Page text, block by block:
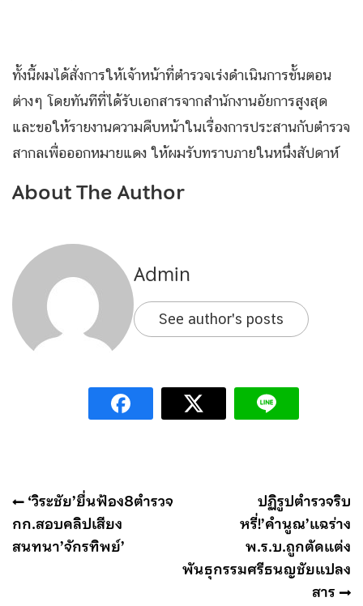
ทั้งนี้ผมได้สั่งการให้เจ้าหน้าที่ตำรวจเร่งดำเนินการขั้นตอน
ต่างๆ โดยทันทีที่ได้รับเอกสารจากสำนักงานอัยการสูงสุด
และขอให้รายงานความคืบหน้าในเรื่องการประสานกับตำรวจ
สากลเพื่อออกหมายแดง ให้ผมรับทราบภายในหนึ่งสัปดาห์
About The Author
Admin
See author's posts
แนะแนว
เรื่อง
‘วิระชัย’ยื่นฟ้อง8ตำรวจ
กก.สอบคลิปเสียง
สนทนา’จักรทิพย์’
ปฏิรูปตำรวจริบ
หรี่!’คำนูณ’แฉร่าง
พ.ร.บ.ถูกตัดแต่ง
พันธุกรรมศรีธนญชัยแปลง
สาร